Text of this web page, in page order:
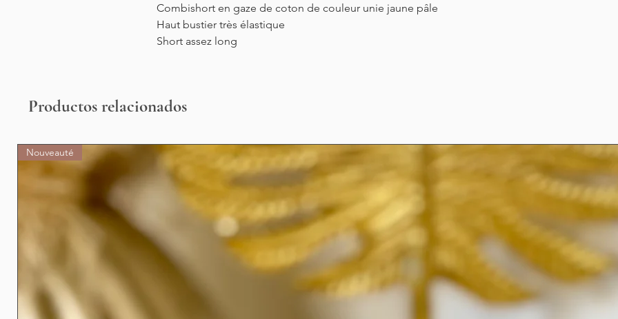
Combishort en gaze de coton de couleur unie jaune pâle
Haut bustier très élastique
Short assez long
Productos relacionados
Nouveauté